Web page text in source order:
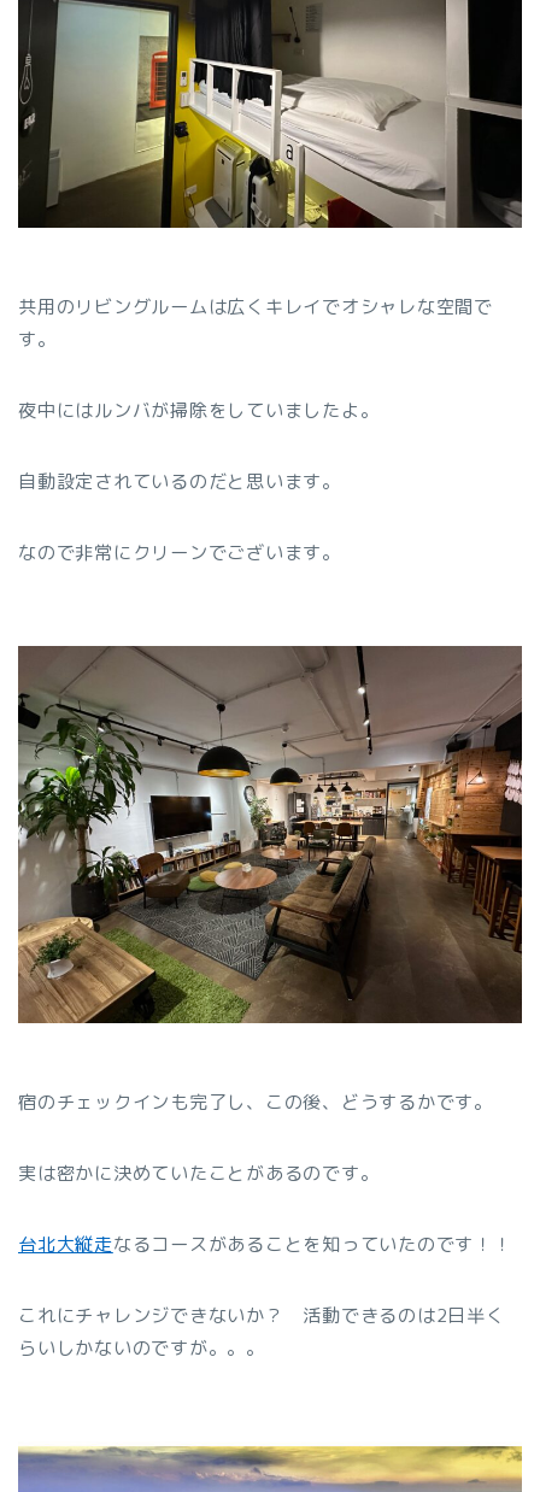
共用のリビングルームは広くキレイでオシャレな空間で
す。
夜中にはルンバが掃除をしていましたよ。
自動設定されているのだと思います。
なので非常にクリーンでございます。
宿のチェックインも完了し、この後、どうするかです。
実は密かに決めていたことがあるのです。
台北大縦走なるコースがあることを知っていたのです！！
これにチャレンジできないか？ 活動できるのは2日半く
らいしかないのですが。。。